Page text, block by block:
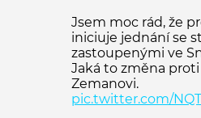
Jsem moc rád, že
iniciuje jednání se
zastoupenými ve
Jaká to změna proti
Zemanovi.
pic.twitter.com/